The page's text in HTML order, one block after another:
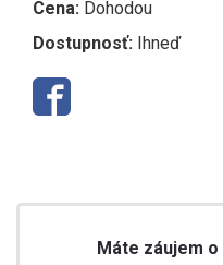
Cena: Dohodou
Dostupnosť: Ihneď
Máte záujem